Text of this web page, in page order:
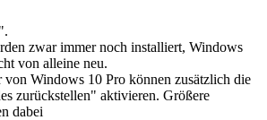
zwar immer noch installiert, Windows
von alleine neu.
Windows 10 Pro können zusätzlich die
zurückstellen" aktivieren. Größere
dabei